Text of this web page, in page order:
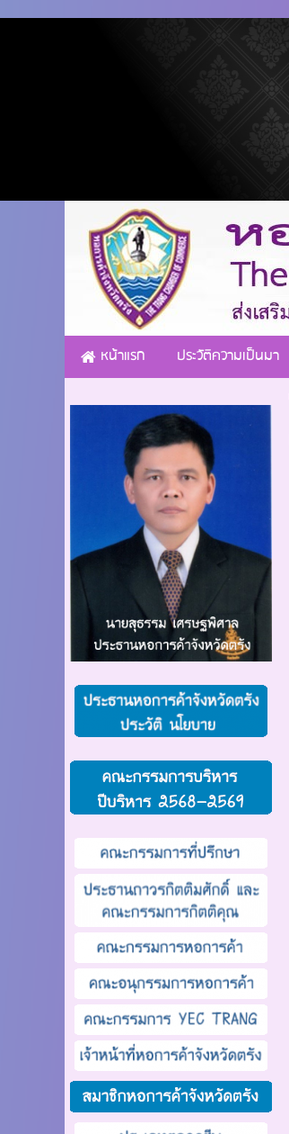
หน้าแรก ประวัติความเป็นมา